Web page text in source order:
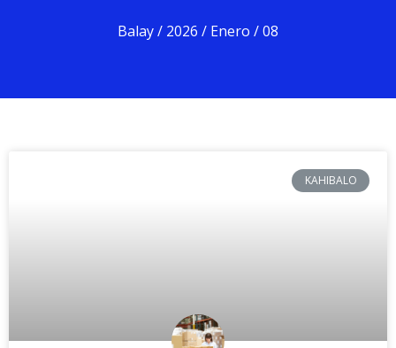
Balay/ 2026 / Enero / 08
KAHIBALO